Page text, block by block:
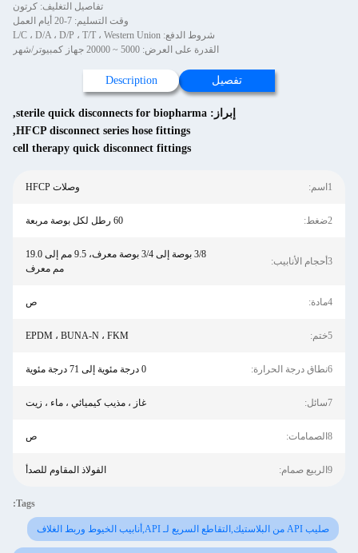
تفاصيل التغليف: كرتون
وقت التسليم: 7-20 أيام العمل
شروط الدفع: L/C ، D/A ، D/P ، T/T ، Western Union
القدرة على العرض: 5000 ~ 20000 جهاز كمبيوتر/شهر
تفصيل Description
إبراز: sterile quick disconnects for biopharma
,
HFCP disconnect series hose fittings
,
cell therapy quick disconnect fittings
1اسم: وصلات HFCP
2ضغط: 60 رطل لكل بوصة مربعة
3أحجام الأنابيب:
3/8 بوصة إلى 3/4 بوصة معرف، 9.5 مم إلى 19.0
مم معرف
4مادة: ص
5ختم: EPDM ، BUNA-N ، FKM
6نطاق درجة الحرارة: 0 درجة مئوية إلى 71 درجة مئوية
7سائل: غاز ، مذيب كيميائي ، ماء ، زيت
8الصمامات: ص
9الربيع صمام: الفولاذ المقاوم للصدأ
Tags:
صليب API من البلاستيك,التقاطع السريع لـ API,أنابيب الخيوط وربط الغلاف